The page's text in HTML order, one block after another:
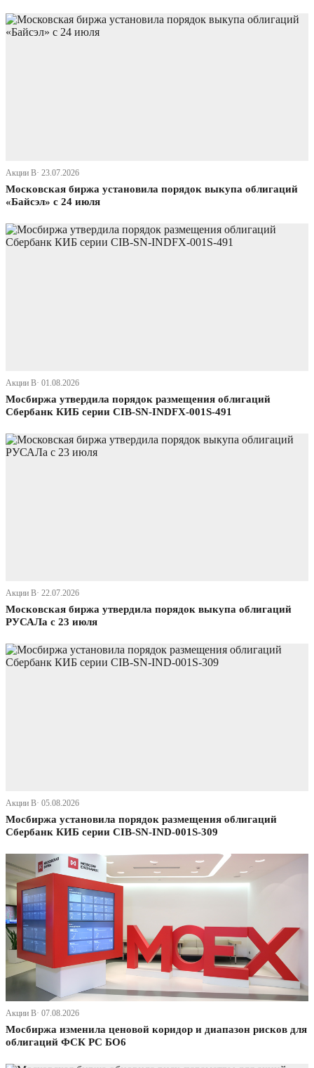
Акции В· 23.07.2026
Московская биржа установила порядок выкупа облигаций
«Байсэл» с 24 июля
Акции В· 01.08.2026
Мосбиржа утвердила порядок размещения облигаций
Сбербанк КИБ серии CIB-SN-INDFX-001S-491
Акции В· 22.07.2026
Московская биржа утвердила порядок выкупа облигаций
РУСАЛа с 23 июля
Акции В· 05.08.2026
Мосбиржа установила порядок размещения облигаций
Сбербанк КИБ серии CIB-SN-IND-001S-309
Акции В· 07.08.2026
Мосбиржа изменила ценовой коридор и диапазон рисков для
облигаций ФСК РС БО6